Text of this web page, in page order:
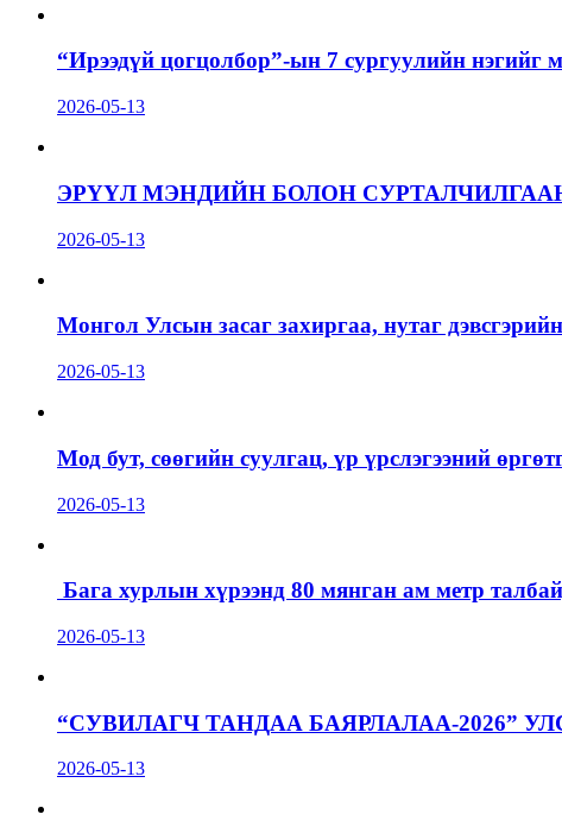
“Ирээдүй цогцолбор”-ын 7 сургуулийн нэгийг
2026-05-13
ЭРҮҮЛ МЭНДИЙН БОЛОН
2026-05-13
Монгол Улсын засаг захиргаа, нутаг
2026-05-13
Мод бут, сөөгийн суулгац, үр үрслэгээний
2026-05-13
Бага хурлын хүрээнд 80 мянган ам метр
2026-05-13
“СУВИЛАГЧ ТАНДАА БАЯРЛАЛАА-2026”
2026-05-13